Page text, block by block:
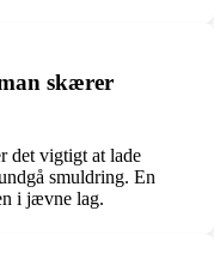
skærer
det vigtigt at lade
smuldring. En
i jævne lag.